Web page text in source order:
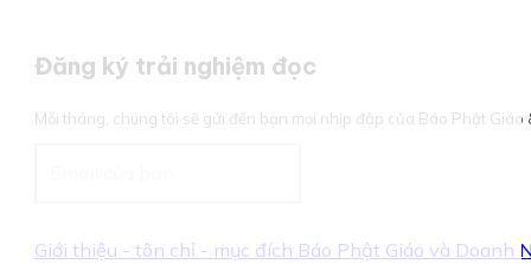
Đăng ký trải nghiệm đọc
Mỗi tháng, chúng tôi sẽ gửi đến bạn mọi nhịp đập của Báo Phật Giáo
Giới thiệu - tôn chỉ - mục đích Báo Phật Giáo và Doanh